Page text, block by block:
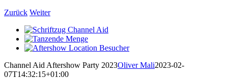
Zurück Weiter
View
Larger
Image
View
Larger
View
Image
Channel Aid Aftershow Party 2023Oliver Mali2023-02-
07T14:32:15+01:00